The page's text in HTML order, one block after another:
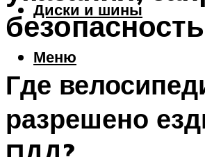
Диски и шины
Меню
Где
разрешено